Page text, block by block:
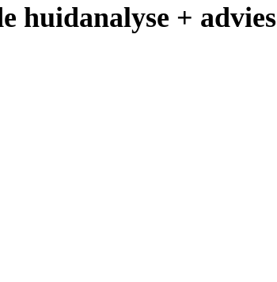
huidanalyse + advies